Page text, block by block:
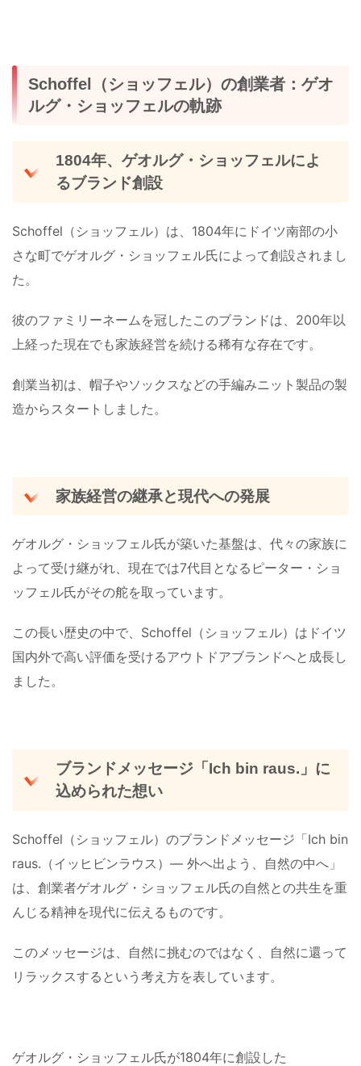
Schoffel（ショッフェル）の創業者：ゲオ
ルグ・ショッフェルの軌跡
1804年、ゲオルグ・ショッフェルによ
るブランド創設
Schoffel（ショッフェル）は、1804年にドイツ南部の小
さな町でゲオルグ・ショッフェル氏によって創設されまし
た。
彼のファミリーネームを冠したこのブランドは、200年以
上経った現在でも家族経営を続ける稀有な存在です。
創業当初は、帽子やソックスなどの手編みニット製品の製
造からスタートしました。
家族経営の継承と現代への発展
ゲオルグ・ショッフェル氏が築いた基盤は、代々の家族に
よって受け継がれ、現在では7代目となるピーター・ショ
ッフェル氏がその舵を取っています。
この長い歴史の中で、Schoffel（ショッフェル）はドイツ
国内外で高い評価を受けるアウトドアブランドへと成長し
ました。
ブランドメッセージ「Ich bin raus.」に
込められた想い
Schoffel（ショッフェル）のブランドメッセージ「Ich bin
raus.（イッヒビンラウス）— 外へ出よう、自然の中へ」
は、創業者ゲオルグ・ショッフェル氏の自然との共生を重
んじる精神を現代に伝えるものです。
このメッセージは、自然に挑むのではなく、自然に還って
リラックスするという考え方を表しています。
ゲオルグ・ショッフェル氏が1804年に創設した